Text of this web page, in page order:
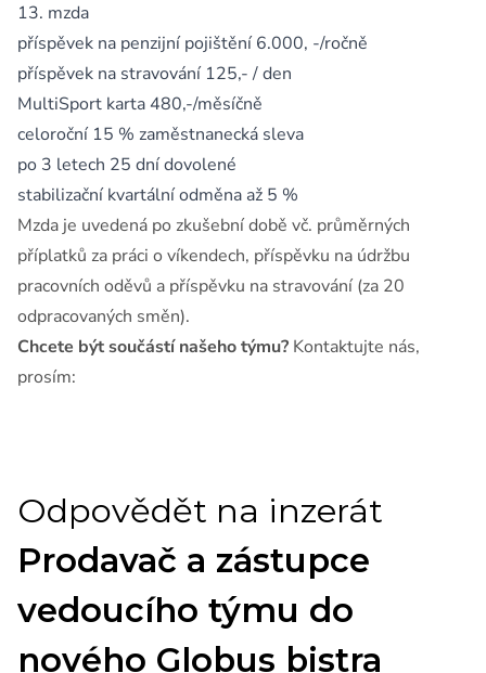
13. mzda
příspěvek na penzijní pojištění 6.000, -/ročně
příspěvek na stravování 125,- / den
MultiSport karta 480,-/měsíčně
celoroční 15 % zaměstnanecká sleva
po 3 letech 25 dní dovolené
stabilizační kvartální odměna až 5 %
Mzda je uvedená po zkušební době vč. průměrných
příplatků za práci o víkendech, příspěvku na údržbu
pracovních oděvů a příspěvku na stravování (za 20
odpracovaných směn).
Chcete být součástí našeho týmu? Kontaktujte nás,
prosím: